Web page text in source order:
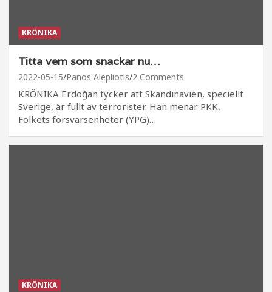
KRÖNIKA
Titta vem som snackar nu…
2022-05-15 Panos Alepliotis 2 Comments
KRÖNIKA Erdoğan tycker att Skandinavien, speciellt
Sverige, är fullt av terrorister. Han menar PKK,
Folkets försvarsenheter (YPG)…
KRÖNIKA